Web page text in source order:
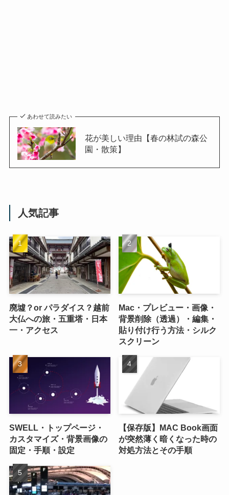
あわせて読みたい
花が美しい理由【春の林試の森公
園・散策】
人気記事
廃墟？or パラダイス？越前
大仏への旅・五重塔・日本
一・アクセス
Mac・プレビュー・画像・
背景削除（透過）・編集・
貼り付け行う方法・シルク
スクリーン
SWELL・トップページ・
カスタマイズ・背景画像の
固定・手順・設定
【保存版】MAC Book画面
が突然薄く暗くなった時の
対処方法とその手順